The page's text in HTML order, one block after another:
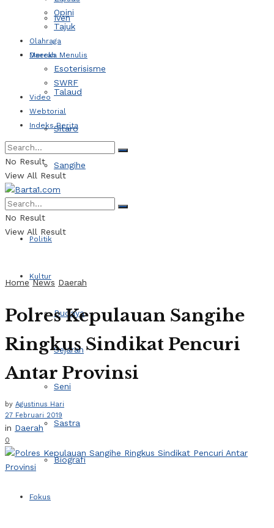
Iven
Daerah
Talaud
Sitaro
Sangihe
Politik
Kultur
Budaya
Sejarah
Seni
Sastra
Biografi
Fokus
Opini
Tajuk
Olahraga
Mereka Menulis
Esoterisisme
SWRF
Video
Webtorial
Indeks Berita
No Result
View All Result
No Result
View All Result
Home News Daerah
Polres Kepulauan Sangihe
Ringkus Sindikat Pencuri
Antar Provinsi
by Agustinus Hari
27 Februari 2019
in Daerah
0